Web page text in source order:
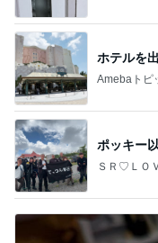
ホテルを
Amebaトピ
ポッキー
ＳＲ♡ＬＯ